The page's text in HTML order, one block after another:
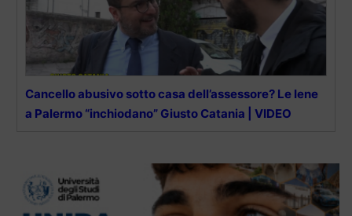
Cancello abusivo sotto casa dell’assessore? Le Iene
a Palermo “inchiodano” Giusto Catania | VIDEO